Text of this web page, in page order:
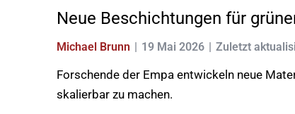
Neue Beschichtungen für
Michael Brunn 19 Mai 2026 Zuletzt
Forschende der Empa entwickeln neue
skalierbar zu machen.